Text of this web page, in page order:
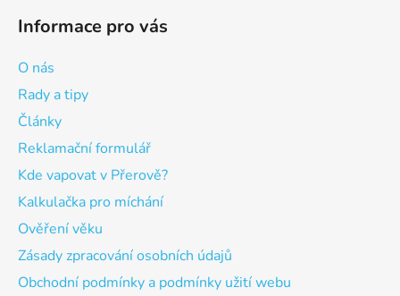
Informace pro vás
O nás
Rady a tipy
Články
Reklamační formulář
Kde vapovat v Přerově?
Kalkulačka pro míchání
Ověření věku
Zásady zpracování osobních údajů
Obchodní podmínky a podmínky užití webu